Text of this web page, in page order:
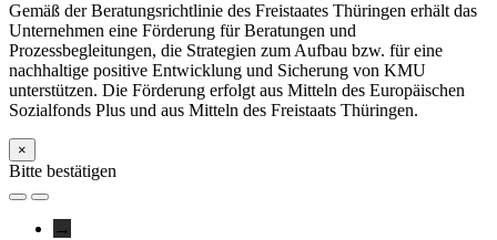
Gemäß der Beratungsrichtlinie des Freistaates Thüringen erhält das
Unternehmen eine Förderung für Beratungen und
Prozessbegleitungen, die Strategien zum Aufbau bzw. für eine
nachhaltige positive Entwicklung und Sicherung von KMU
unterstützen. Die Förderung erfolgt aus Mitteln des Europäischen
Sozialfonds Plus und aus Mitteln des Freistaats Thüringen.
×
Bitte bestätigen
→